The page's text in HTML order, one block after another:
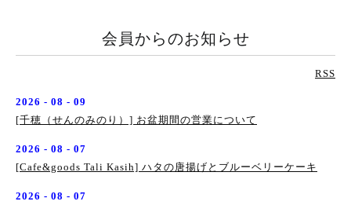
会員からのお知らせ
RSS
2026 - 08 - 09
[千穂（せんのみのり）] お盆期間の営業について
2026 - 08 - 07
[Cafe&goods Tali Kasih] ハタの唐揚げとブルーベリーケーキ
2026 - 08 - 07